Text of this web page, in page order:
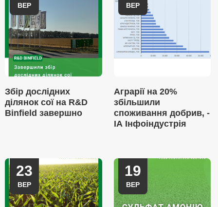
ВЕР
Збір дослідних
ділянок сої на R&D
Binfield завершно
ВЕР
Аграрії на 20%
збільшили
споживання добрив, -
ІА Інфоіндустрія
23
ВЕР
19
ВЕР